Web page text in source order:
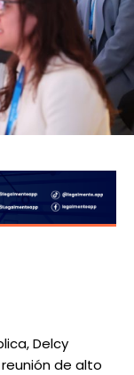
Delcy
de alto